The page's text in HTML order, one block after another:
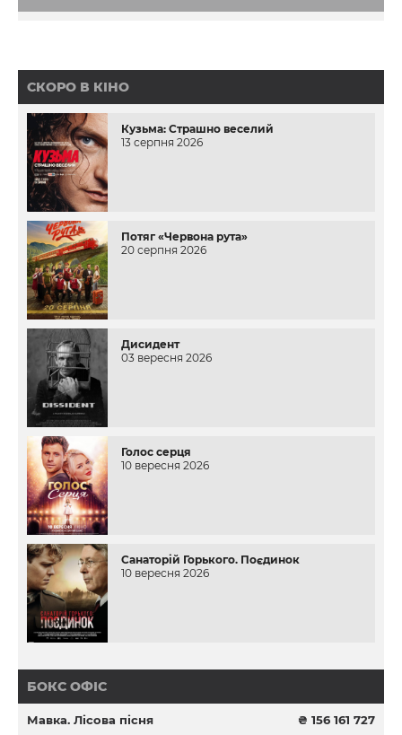
СКОРО В КІНО
Кузьма: Страшно веселий
13 серпня 2026
Потяг «Червона рута»
20 серпня 2026
Дисидент
03 вересня 2026
Голос серця
10 вересня 2026
Санаторій Горького. Поєдинок
10 вересня 2026
БОКС ОФІС
Мавка. Лісова пісня ₴ 156 161 727